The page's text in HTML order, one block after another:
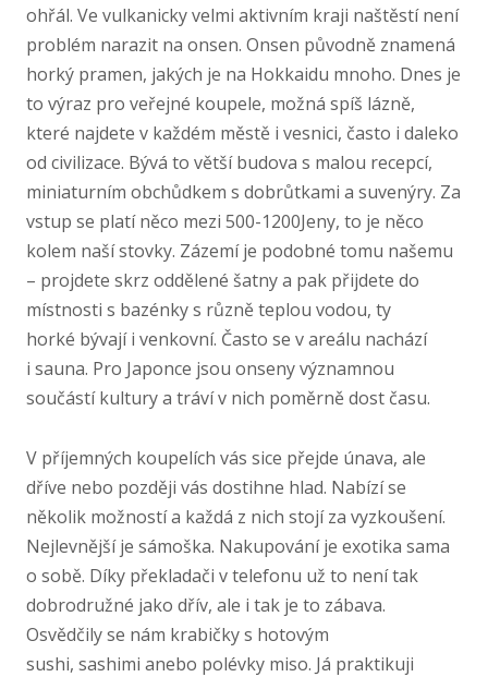
ohřál. Ve vulkanicky velmi aktivním kraji naštěstí není
problém narazit na onsen. Onsen původně znamená
horký pramen, jakých je na Hokkaidu mnoho. Dnes je
to výraz pro veřejné koupele, možná spíš lázně,
které najdete v každém městě i vesnici, často i daleko
od civilizace. Bývá to větší budova s malou recepcí,
miniaturním obchůdkem s dobrůtkami a suvenýry. Za
vstup se platí něco mezi 500-1200Jeny, to je něco
kolem naší stovky. Zázemí je podobné tomu našemu
– projdete skrz oddělené šatny a pak přijdete do
místnosti s bazénky s různě teplou vodou, ty
horké bývají i venkovní. Často se v areálu nachází
i sauna. Pro Japonce jsou onseny významnou
součástí kultury a tráví v nich poměrně dost času.
V příjemných koupelích vás sice přejde únava, ale
dříve nebo později vás dostihne hlad. Nabízí se
několik možností a každá z nich stojí za vyzkoušení.
Nejlevnější je sámoška. Nakupování je exotika sama
o sobě. Díky překladači v telefonu už to není tak
dobrodružné jako dřív, ale i tak je to zábava.
Osvědčily se nám krabičky s hotovým
sushi, sashimi anebo polévky miso. Já praktikuji